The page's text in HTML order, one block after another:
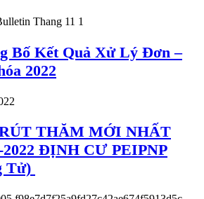
Bố Kết Quả Xử Lý Đơn –
2022
THĂM MỚI NHẤT
ĐỊNH CƯ PEIPNP
Tử)